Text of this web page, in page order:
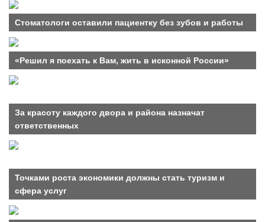
Стоматологи оставили пациентку без зубов и работы
«Решил я поехать к Вам, жить в исконной России»
За красоту каждого двора и района назначат
ответственных
Точками роста экономики должны стать туризм и
сфера услуг